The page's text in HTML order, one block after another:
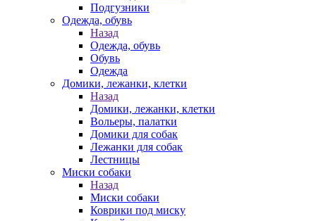
Подгузники
Одежда, обувь
Назад
Одежда, обувь
Обувь
Одежда
Домики, лежанки, клетки
Назад
Домики, лежанки, клетки
Вольеры, палатки
Домики для собак
Лежанки для собак
Лестницы
Миски собаки
Назад
Миски собаки
Коврики под миску